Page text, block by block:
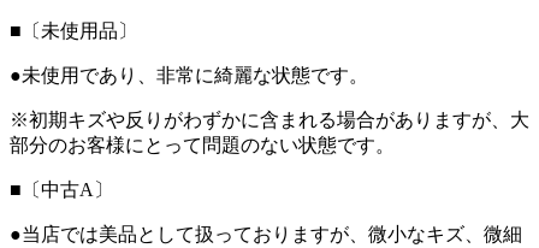
■〔未使用品〕
●未使用であり、非常に綺麗な状態です。
※初期キズや反りがわずかに含まれる場合がありますが、大
部分のお客様にとって問題のない状態です。
■〔中古A〕
●当店では美品として扱っておりますが、微小なキズ、微細